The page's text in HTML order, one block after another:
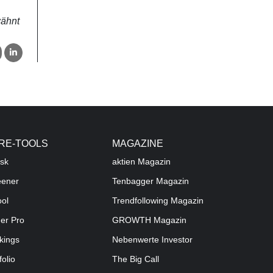
TOOLS
Pro
MAGAZINE
aktien Magazin
Tenbagger Magazin
Trendfollowing Magazin
GROWTH Magazin
Nebenwerte Investor
The Big Call